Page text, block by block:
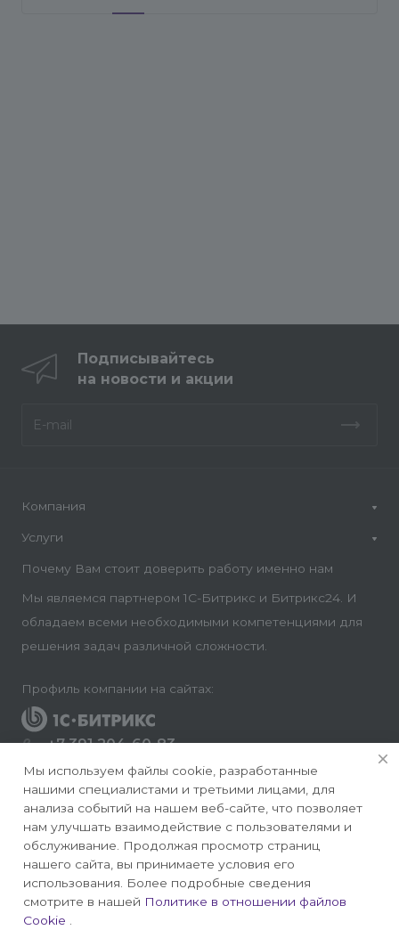
Подписывайтесь
на новости и акции
Компания
Услуги
Почему Вам стоит доверить работу именно нам
Мы являемся партнером 1С-Битрикс и Битрикс24. И
обладаем всеми необходимыми компетенциями для
решения задач различной сложности.
Профиль компании на сайтах:
+7 391 204-60-83
Заказать звонок
info@conversite.ru
г. Красноярск, ул. Ладо Кецховели 22а, офис 8-28/1
Мы используем файлы cookie, разработанные
нашими специалистами и третьими лицами, для
анализа событий на нашем веб-сайте, что позволяет
нам улучшать взаимодействие с пользователями и
обслуживание. Продолжая просмотр страниц
нашего сайта, вы принимаете условия его
использования. Более подробные сведения
смотрите в нашей Политике в отношении файлов
Cookie